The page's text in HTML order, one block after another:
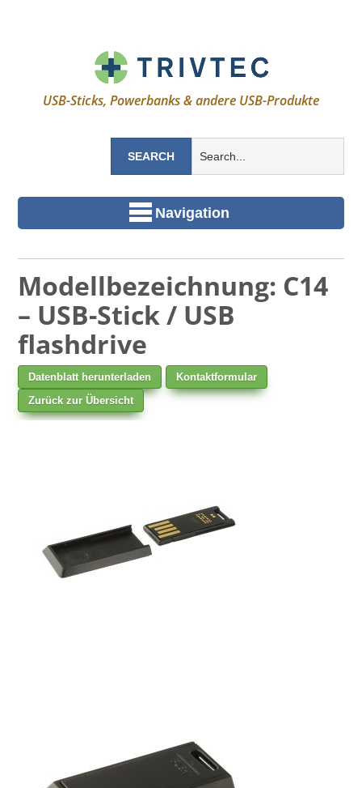
USB-Sticks, Powerbanks & andere USB-Produkte
Navigation
Modellbezeichnung: C14
– USB-Stick / USB
flashdrive
Datenblatt herunterladen
Kontaktformular
Zurück zur Übersicht